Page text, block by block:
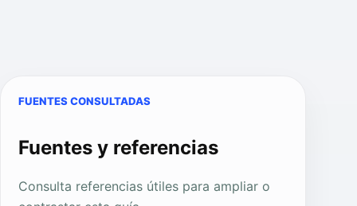
FUENTES CONSULTADAS
Fuentes y referencias
Consulta referencias útiles para ampliar o